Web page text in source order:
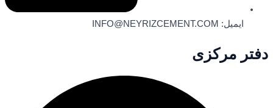
ایمیل: INFO@NEYRIZCEMENT.COM
دفتر مرکزی